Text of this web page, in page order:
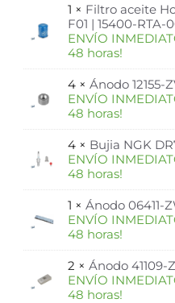
1 × Filtro aceite
F01 | 15400-RTA-
ENVÍO
48 horas!
4 × Ánodo 12155-
ENVÍO
48 horas!
4 × Bujia NGK
ENVÍO
48 horas!
1 × Ánodo 06411-
ENVÍO
48 horas!
2 × Ánodo 41109-
ENVÍO
48 horas!